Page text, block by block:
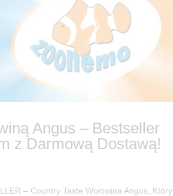
Angus – Bestseller
z Darmową Dostawą!
– Country Taste Wołowina Angus, Który